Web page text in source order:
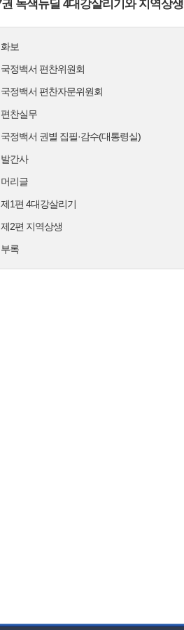
녹색뉴딜 4대강살리기와 지역상생
화보
국정백서 편찬위원회
국정백서 편찬자문위원회
편찬실무
국정백서 권별 집필·감수(대통령실)
발간사
머리글
제1편 4대강살리기
제2편 지역상생
부록